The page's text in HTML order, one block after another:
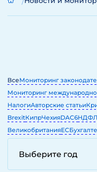
ВсеМониторинг
Мониторинг
НалогиАвторские статьи
BrexitКипрЧехияDAC6НДФЛ
ВеликобританияЕС